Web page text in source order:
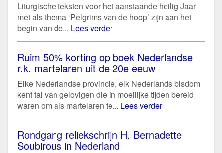
Liturgische teksten voor het aanstaande heilig Jaar
met als thema ‘Pelgrims van de hoop’ zijn aan het
begin van de... Lees verder
Ruim 50% korting op boek Nederlandse
r.k. martelaren uit de 20e eeuw
Elke Nederlandse provincie, elk Nederlands bisdom
kent tal van gelovigen die in moeilijke tijden bereid
waren om als martelaren te... Lees verder
Rondgang reliekschrijn H. Bernadette
Soubirous in Nederland